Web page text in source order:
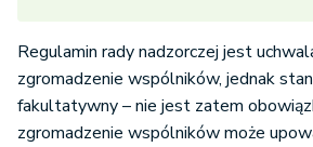
Regulamin rady nadzorczej jest
zgromadzenie wspólników, jednak
fakultatywny – nie jest zatem
zgromadzenie wspólników może